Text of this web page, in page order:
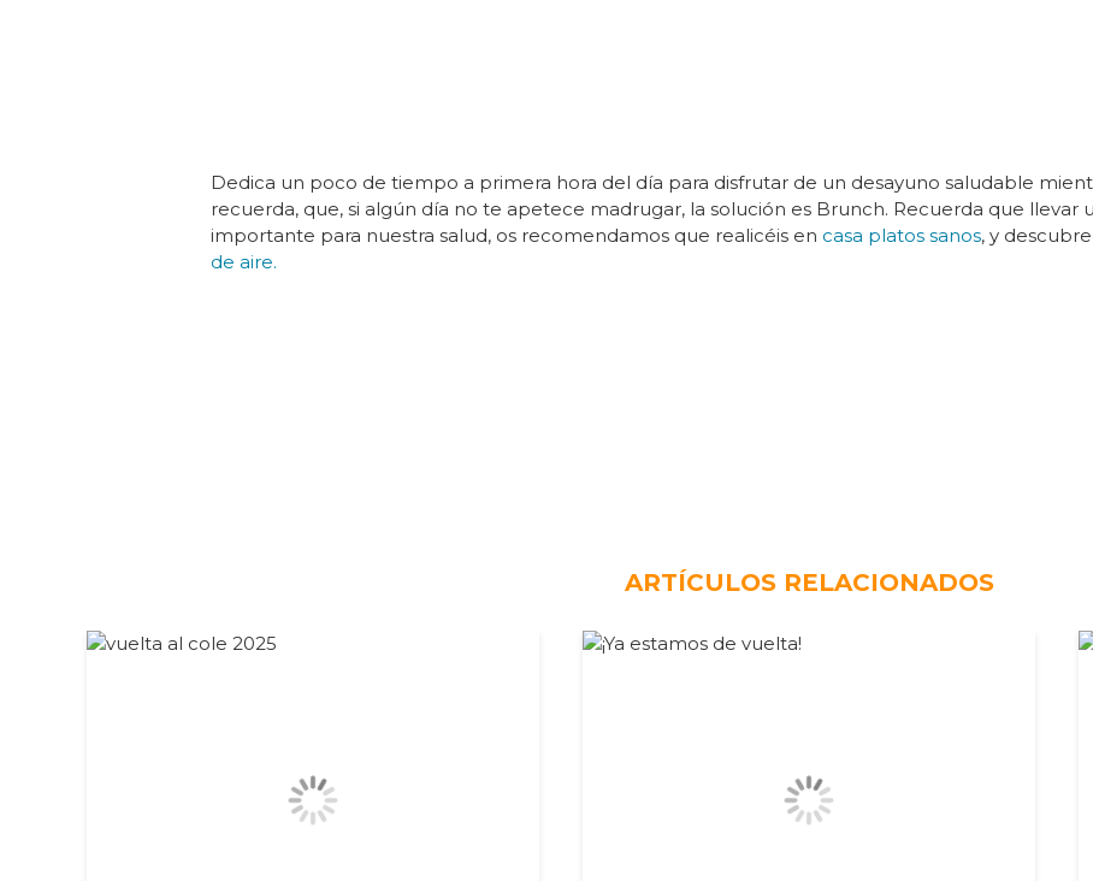
Dedica un poco de tiempo a primera hora del día para disfrutar de un desayuno saludable
recuerda, que, si algún día no te apetece madrugar, la solución es Brunch. Recuerda que llevar
importante para nuestra salud, os recomendamos que realicéis en casa platos sanos, y
de aire.
ARTÍCULOS RELACIONADOS